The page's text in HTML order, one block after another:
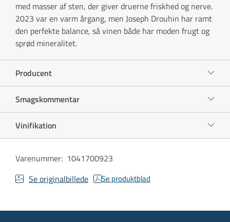
med masser af sten, der giver druerne friskhed og nerve.
2023 var en varm årgang, men Joseph Drouhin har ramt
den perfekte balance, så vinen både har moden frugt og
sprød mineralitet.
Producent
Smagskommentar
Vinifikation
Varenummer: 1041700923
Se originalbillede
Se produktblad